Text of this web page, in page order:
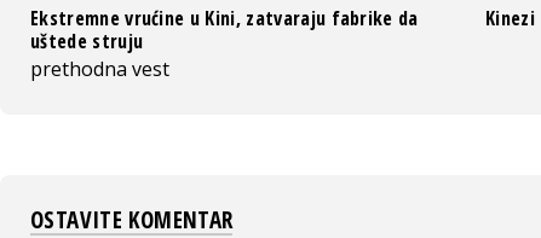
Ekstremne vrućine u Kini, zatvaraju fabrike da
uštede struju
prethodna vest
OSTAVITE KOMENTAR